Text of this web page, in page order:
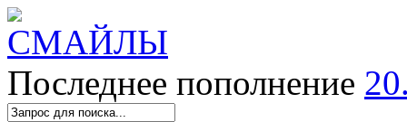
Последнее пополнение